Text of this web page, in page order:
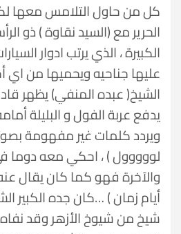
كل من حاول التلامس معها
الحرير مع (السيد نقاوة ) ذو
الكبيرة ، الذي يرتب ادوار
عليها جناحيه ويحميها من اي
الشيخ( عبده المنفي) يظهر
يدفع عربة الفول و البليلة
ويردد كلمات غير مفهومة
لووووول ) ، احكي معه دوما
والآخرة فهو كما كان يقال
أيام زمان ) …كان جده الكبير
شيخ من شيوخ الأزهر وقد نفاه